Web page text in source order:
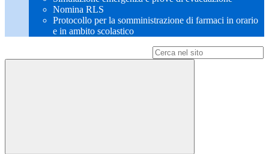
Nomina RLS
Protocollo per la somministrazione di farmaci in orario
e in ambito scolastico